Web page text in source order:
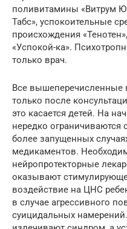
поливитамины «Витрум
Табс», успокоительные
происхождения
«Успокой-ка».
только врач.
Все вышеперечисленные
только после
это касается детей. На
нередко ограничиваются
более запущенных
медикаментов.
нейропротекторные
оказывают
воздействие на ЦНС
в случае агрессивного
суицидальных